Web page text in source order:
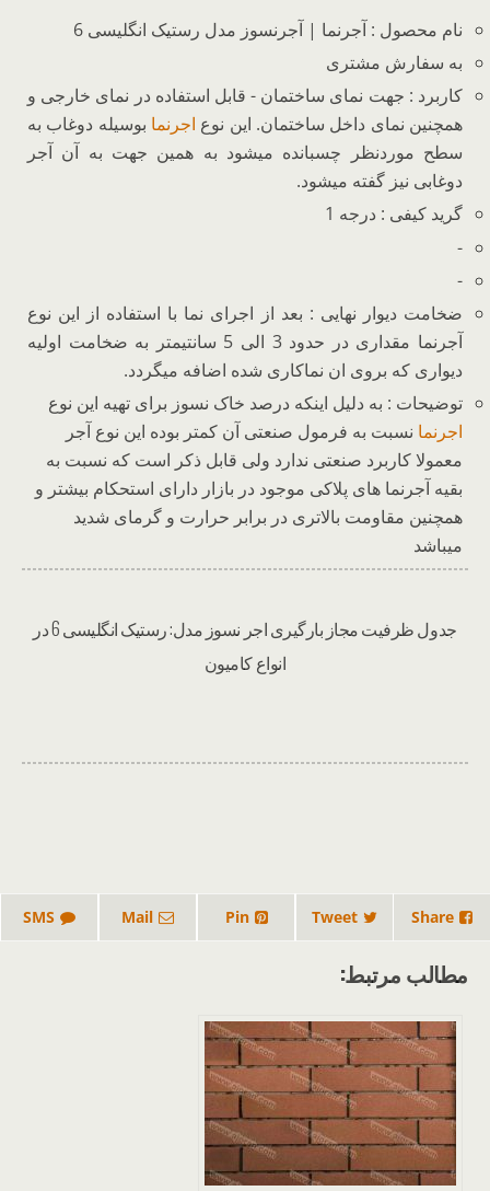
نام محصول : آجرنما | آجرنسوز مدل رستیک انگلیسی 6
به سفارش مشتری
کاربرد : جهت نمای ساختمان - قابل استفاده در نمای خارجی و
همچنین نمای داخل ساختمان. این نوع اجرنما بوسیله دوغاب به
سطح موردنظر چسبانده میشود به همین جهت به آن آجر
دوغابی نیز گفته میشود.
گرید کیفی : درجه 1
-
-
ضخامت دیوار نهایی : بعد از اجرای نما با استفاده از این نوع
آجرنما مقداری در حدود 3 الی 5 سانتیمتر به ضخامت اولیه
دیواری که بروی ان نماکاری شده اضافه میگردد.
توضیحات : به دلیل اینکه درصد خاک نسوز برای تهیه این نوع
اجرنما نسبت به فرمول صنعتی آن کمتر بوده این نوع آجر
معمولا کاربرد صنعتی ندارد ولی قابل ذکر است که نسبت به
بقیه آجرنما های پلاکی موجود در بازار دارای استحکام بیشتر و
همچنین مقاومت بالاتری در برابر حرارت و گرمای شدید
میباشد
جدول ظرفیت مجاز بارگیری اجر نسوز مدل: رستیک انگلیسی 6 در
انواع کامیون
Share
Tweet
Pin
Mail
SMS
مطالب مرتبط: